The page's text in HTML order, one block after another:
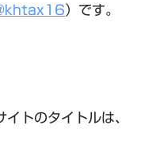
）です。
トのタイトルは、